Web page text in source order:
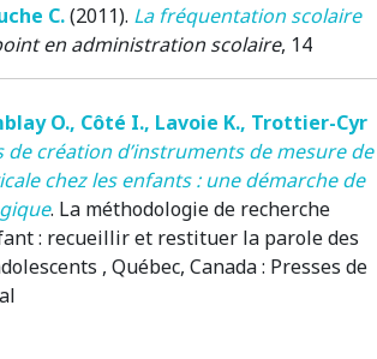
C.(2011). La fréquentation scolaire
en administration scolaire, 14
O., Côté I., Lavoie K., Trottier-Cyr
de création d’instruments de mesure de
chez les enfants : une démarche de
. La méthodologie de recherche
: recueillir et restituer la parole des
, Québec, Canada: Presses de